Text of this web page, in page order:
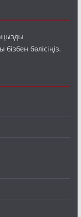
бөлісіңіз.